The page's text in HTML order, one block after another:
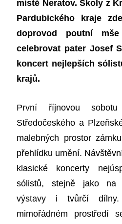
místě Neratov. Školy z
Pardubického kraje
doprovod poutní
celebrovat pater Josef
koncert nejlepších
krajů.
První říjnovou
Středočeského a
malebných prostor
přehlídku umění.
klasické koncerty
sólistů, stejně jako na
výstavy i tvůrčí
mimořádném prostředí